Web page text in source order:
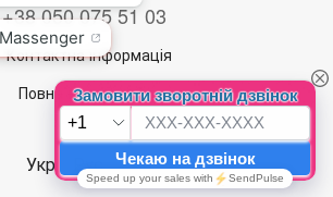
+38 050 075 51 03
Контактна інформація
Повна версія сайту
© 2026
Укр Рус Eng